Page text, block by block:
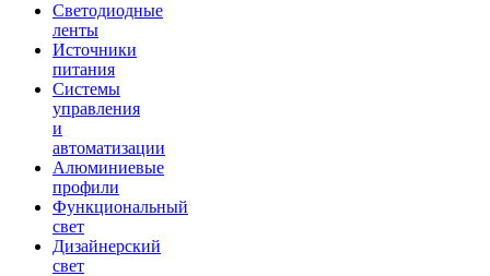
Светодиодные
ленты
Источники
питания
Системы
управления
и
автоматизации
Алюминиевые
профили
Функциональный
свет
Дизайнерский
свет